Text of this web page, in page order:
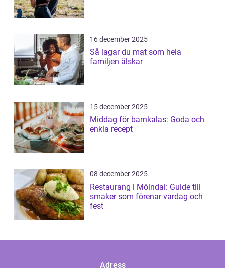
16 december 2025
Så lagar du mat som hela
familjen älskar
15 december 2025
Middag för barnkalas: Goda och
enkla recept
08 december 2025
Restaurang i Mölndal: Guide till
smaker som förenar vardag och
fest
Adress